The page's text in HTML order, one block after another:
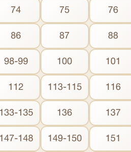
74 75 76
86 87 88
98-99 100 101
112 113-115 116
133-135 136 137
147-148 149-150 151